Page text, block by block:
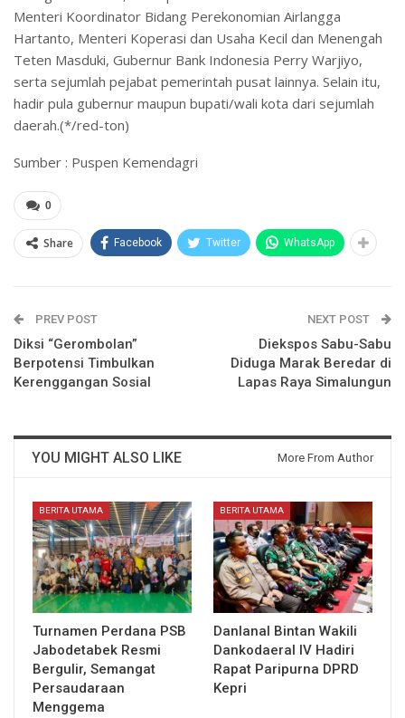
Menteri Koordinator Bidang Perekonomian Airlangga
Hartanto, Menteri Koperasi dan Usaha Kecil dan Menengah
Teten Masduki, Gubernur Bank Indonesia Perry Warjiyo,
serta sejumlah pejabat pemerintah pusat lainnya. Selain itu,
hadir pula gubernur maupun bupati/wali kota dari sejumlah
daerah.(*/red-ton)
Sumber : Puspen Kemendagri
0
Share Facebook Twitter WhatsApp
PREV POST
Diksi “Gerombolan”
Berpotensi Timbulkan
Kerenggangan Sosial
NEXT POST
Diekspos Sabu-Sabu
Diduga Marak Beredar di
Lapas Raya Simalungun
YOU MIGHT ALSO LIKE More From Author
BERITA UTAMA
Turnamen Perdana PSB
Jabodetabek Resmi
Bergulir, Semangat
Persaudaraan
Menggema
BERITA UTAMA
Danlanal Bintan Wakili
Dankodaeral IV Hadiri
Rapat Paripurna DPRD
Kepri